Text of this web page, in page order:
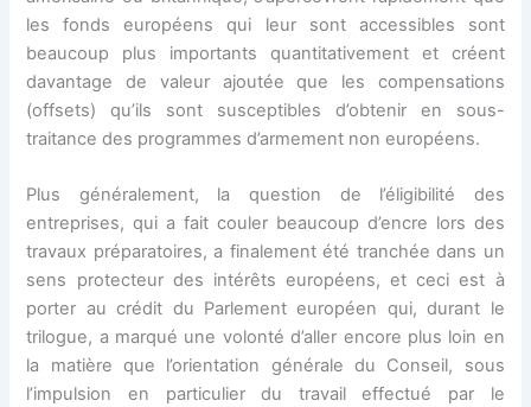
les fonds européens qui leur sont accessibles sont
beaucoup plus importants quantitativement et créent
davantage de valeur ajoutée que les compensations
(offsets) qu’ils sont susceptibles d’obtenir en sous-
traitance des programmes d’armement non européens.
Plus généralement, la question de l’éligibilité des
entreprises, qui a fait couler beaucoup d’encre lors des
travaux préparatoires, a finalement été tranchée dans un
sens protecteur des intérêts européens, et ceci est à
porter au crédit du Parlement européen qui, durant le
trilogue, a marqué une volonté d’aller encore plus loin en
la matière que l’orientation générale du Conseil, sous
l’impulsion en particulier du travail effectué par le